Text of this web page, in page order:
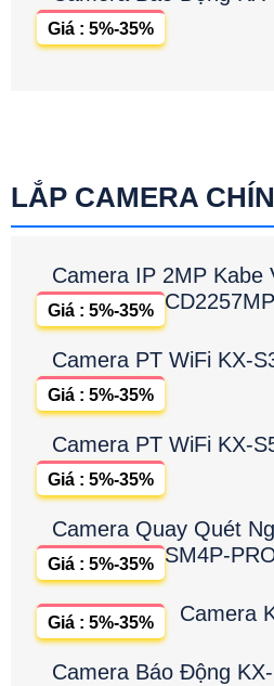
Giá : 5%-35%
LẮP CAMERA
Camera IP 2MP Kabe
Giá : 5%-35%
Camera PT WiFi KX-
Giá : 5%-35%
Camera PT WiFi KX-
Giá : 5%-35%
Camera Quay Quét
SM4P-
Giá : 5%-35%
Camera
Giá : 5%-35%
Camera Báo Động